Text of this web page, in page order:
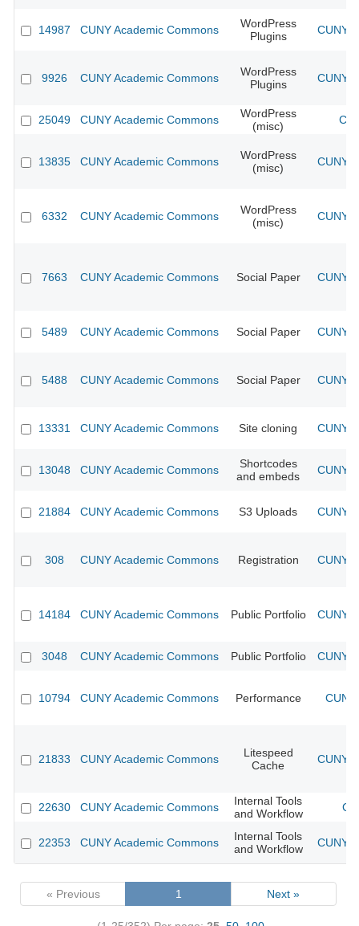
14987 CUNY Academic Commons
WordPress
Plugins
CUNY
9926 CUNY Academic Commons
WordPress
Plugins
CUNY
25049 CUNY Academic Commons
WordPress
(misc)
13835 CUNY Academic Commons
WordPress
(misc)
CUNY
6332 CUNY Academic Commons
WordPress
(misc)
CUNY
7663 CUNY Academic Commons Social Paper CUNY
5489 CUNY Academic Commons Social Paper CUNY
5488 CUNY Academic Commons Social Paper CUNY
13331 CUNY Academic Commons Site cloning CUNY
13048 CUNY Academic Commons
Shortcodes
and embeds
CUNY
21884 CUNY Academic Commons S3 Uploads CUNY
308 CUNY Academic Commons Registration CUNY
14184 CUNY Academic Commons Public Portfolio CUNY
3048 CUNY Academic Commons Public Portfolio CUNY
10794 CUNY Academic Commons Performance
21833 CUNY Academic Commons
Litespeed
Cache
CUNY
22630 CUNY Academic Commons
Internal Tools
and Workflow
22353 CUNY Academic Commons
Internal Tools
and Workflow
CUNY
« Previous 1 Next »